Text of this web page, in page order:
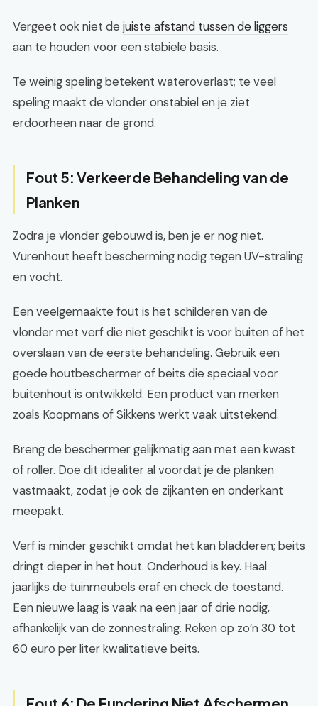
Vergeet ook niet de juiste afstand tussen de liggers
aan te houden voor een stabiele basis.
Te weinig speling betekent wateroverlast; te veel
speling maakt de vlonder onstabiel en je ziet
erdoorheen naar de grond.
Fout 5: Verkeerde Behandeling van de
Planken
Zodra je vlonder gebouwd is, ben je er nog niet.
Vurenhout heeft bescherming nodig tegen UV-straling
en vocht.
Een veelgemaakte fout is het schilderen van de
vlonder met verf die niet geschikt is voor buiten of het
overslaan van de eerste behandeling. Gebruik een
goede houtbeschermer of beits die speciaal voor
buitenhout is ontwikkeld. Een product van merken
zoals Koopmans of Sikkens werkt vaak uitstekend.
Breng de beschermer gelijkmatig aan met een kwast
of roller. Doe dit idealiter al voordat je de planken
vastmaakt, zodat je ook de zijkanten en onderkant
meepakt.
Verf is minder geschikt omdat het kan bladderen; beits
dringt dieper in het hout. Onderhoud is key. Haal
jaarlijks de tuinmeubels eraf en check de toestand.
Een nieuwe laag is vaak na een jaar of drie nodig,
afhankelijk van de zonnestraling. Reken op zo’n 30 tot
60 euro per liter kwalitatieve beits.